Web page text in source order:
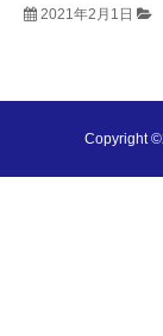
2021年2月1日
Copyright